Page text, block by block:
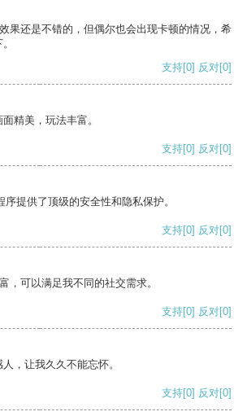
果还是不错的，但偶尔也会出现卡顿的情况，希
支持[0] 反对[0]
精美，玩法丰富。
支持[0] 反对[0]
提供了顶级的安全性和隐私保护。
支持[0] 反对[0]
，可以满足我不同的社交需求。
支持[0] 反对[0]
，让我久久不能忘怀。
支持[0] 反对[0]